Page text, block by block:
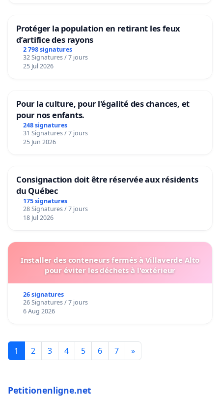
Protéger la population en retirant les feux
d’artifice des rayons
2 798 signatures
32 Signatures / 7 jours
25 Jul 2026
Pour la culture, pour l'égalité des chances, et
pour nos enfants.
248 signatures
31 Signatures / 7 jours
25 Jun 2026
Consignaction doit être réservée aux résidents
du Québec
175 signatures
28 Signatures / 7 jours
18 Jul 2026
Installer des conteneurs fermés à Villaverde Alto
pour éviter les déchets à l'extérieur
26 signatures
26 Signatures / 7 jours
6 Aug 2026
1 2 3 4 5 6 7 »
Petitionenligne.net